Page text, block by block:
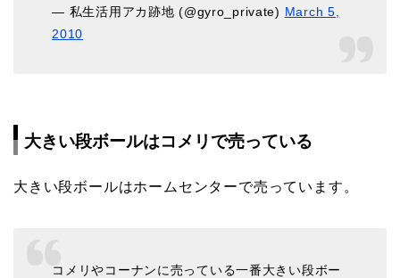
— 私生活用アカ跡地 (@gyro_private) March 5,
2010
大きい段ボールはコメリで売っている
大きい段ボールはホームセンターで売っています。
コメリやコーナンに売っている一番大きい段ボー